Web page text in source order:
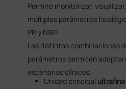
Permite monitorizar,
múltiples parámetros
PR y NIBP.
Las distintas combinaciones
parámetros permiten
escenarios clínicos.
Unidad principal ultrafina